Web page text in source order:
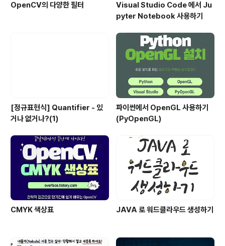
OpenCV의 다양한 필터
Visual Studio Code 에서 Ju
pyter Notebook 사용하기
[정규표현식] Quantifier - 있
거나 없거나?(1)
파이썬에서 OpenGL 사용하기
(PyOpenGL)
CMYK 색상표 JAVA 로 워드클라우드 생성하기